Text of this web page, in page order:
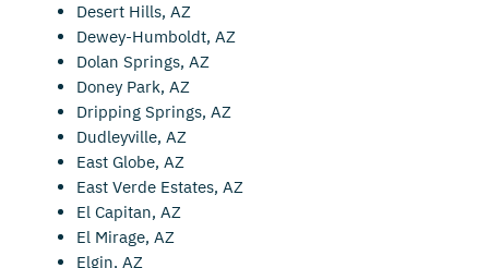
Desert Hills, AZ
Dewey-Humboldt, AZ
Dolan Springs, AZ
Doney Park, AZ
Dripping Springs, AZ
Dudleyville, AZ
East Globe, AZ
East Verde Estates, AZ
El Capitan, AZ
El Mirage, AZ
Elgin, AZ